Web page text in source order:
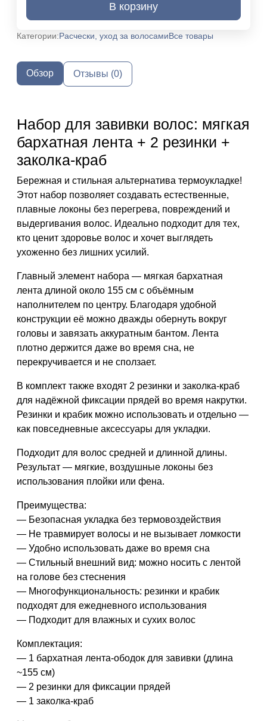
В корзину
Категории:Расчески, уход за волосамиВсе товары
Обзор Отзывы (0)
Набор для завивки волос: мягкая
бархатная лента + 2 резинки +
заколка-краб
Бережная и стильная альтернатива термоукладке!
Этот набор позволяет создавать естественные,
плавные локоны без перегрева, повреждений и
выдергивания волос. Идеально подходит для тех,
кто ценит здоровье волос и хочет выглядеть
ухоженно без лишних усилий.
Главный элемент набора — мягкая бархатная
лента длиной около 155 см с объёмным
наполнителем по центру. Благодаря удобной
конструкции её можно дважды обернуть вокруг
головы и завязать аккуратным бантом. Лента
плотно держится даже во время сна, не
перекручивается и не сползает.
В комплект также входят 2 резинки и заколка-краб
для надёжной фиксации прядей во время накрутки.
Резинки и крабик можно использовать и отдельно —
как повседневные аксессуары для укладки.
Подходит для волос средней и длинной длины.
Результат — мягкие, воздушные локоны без
использования плойки или фена.
Преимущества:
— Безопасная укладка без термовоздействия
— Не травмирует волосы и не вызывает ломкости
— Удобно использовать даже во время сна
— Стильный внешний вид: можно носить с лентой
на голове без стеснения
— Многофункциональность: резинки и крабик
подходят для ежедневного использования
— Подходит для влажных и сухих волос
Комплектация:
— 1 бархатная лента-ободок для завивки (длина
~155 см)
— 2 резинки для фиксации прядей
— 1 заколка-краб